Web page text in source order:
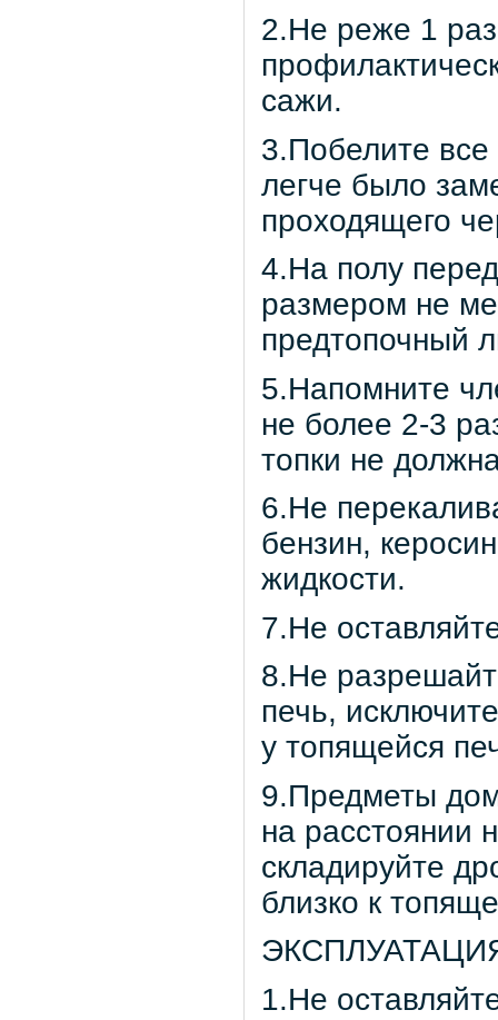
2.Не реже 1
сажи.
3.Побелите
легче было
проходящего
4.На полу
размером не
предтопочный
5.Напомните
не более 2-3
топки не
6.Не
бензин,
жидкости.
7.Не
8.Не
печь,
у топящейся
9.Предметы
на расстоянии
складируйте
близко к
1.Не